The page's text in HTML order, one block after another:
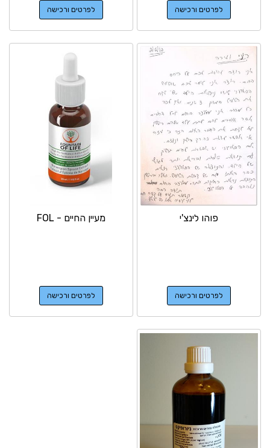
לפרטים ורכישה לפרטים ורכישה
פוהו לינצ'י
לפרטים ורכישה
מעיין החיים - FOL
לפרטים ורכישה